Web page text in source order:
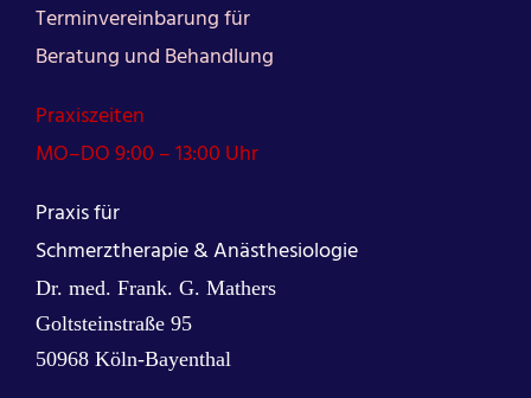
Terminvereinbarung für
Beratung und Behandlung
Praxiszeiten
MO–DO 9:00 – 13:00 Uhr
Praxis für
Schmerztherapie & Anästhesiologie
Dr. med. Frank. G. Mathers
Goltsteinstraße 95
50968 Köln-Bayenthal